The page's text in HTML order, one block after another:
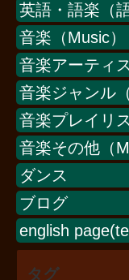
英語・語楽（
音楽（Music）
音楽アーティ
音楽ジャンル
音楽プレイリ
音楽その他（
ダンス
ブログ
english
タグ